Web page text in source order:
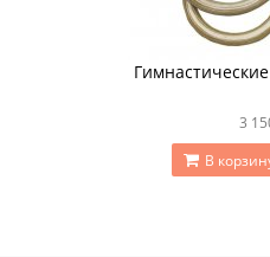
3
В